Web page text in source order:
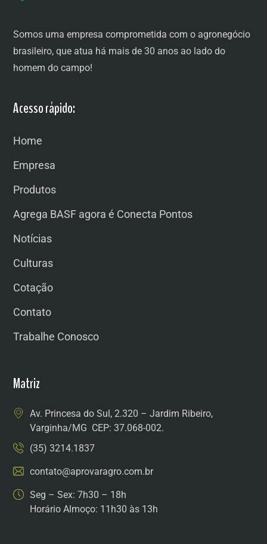
Somos uma empresa comprometida com o agronegócio
brasileiro, que atua há mais de 30 anos ao lado do
homem do campo!
Acesso rápido:
Home
Empresa
Produtos
Agrega BASF agora é Conecta Pontos
Notícias
Culturas
Cotação
Contato
Trabalhe Conosco
Matriz
Av. Princesa do Sul, 2.320 – Jardim Ribeiro,
Varginha/MG CEP: 37.068-002.
(35) 3214.1837
contato@aprovaragro.com.br
Seg – Sex: 7h30 – 18h
Horário Almoço: 11h30 às 13h